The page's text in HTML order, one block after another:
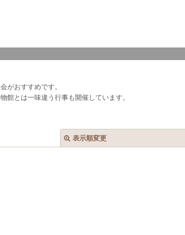
がおすすめです。
館とは一味違う行事も開催しています。
表示順変更